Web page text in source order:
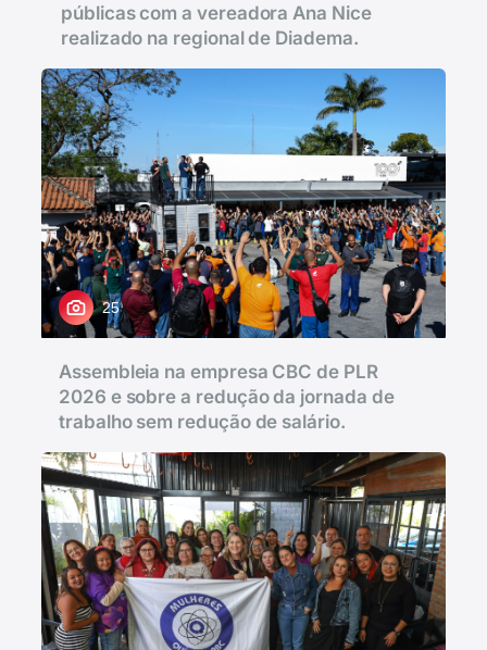
públicas com a vereadora Ana Nice
realizado na regional de Diadema.
25
Assembleia na empresa CBC de PLR
2026 e sobre a redução da jornada de
trabalho sem redução de salário.